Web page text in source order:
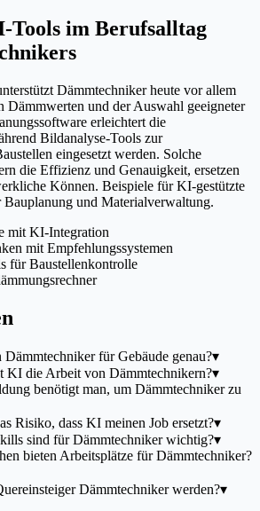
Tools im Berufsalltag
Dämmtechniker heute vor allem
Dämmwerten und der Auswahl geeigneter
erleichtert die
Bildanalyse-Tools zur
eingesetzt werden. Solche
die Effizienz und Genauigkeit, ersetzen
Können. Beispiele für KI-gestützte
und Materialverwaltung.
mit KI-Integration
mit Empfehlungssystemen
für Baustellenkontrolle
Dämmtechniker für Gebäude genau?▾
KI die Arbeit von Dämmtechnikern?▾
benötigt man, um Dämmtechniker zu
Risiko, dass KI meinen Job ersetzt?▾
sind für Dämmtechniker wichtig?▾
bieten Arbeitsplätze für Dämmtechniker?
Dämmtechniker werden?▾